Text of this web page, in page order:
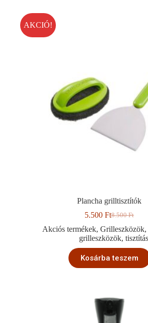
AKCIÓ!
Plancha grilltisztítók
8.500Ft
Original
price
was:
8.500 Ft.
5.500FtCurrent
price
is:
5.500 Ft.
Akciós termékek,Grilleszközök
grilleszközök,
Kosárba teszem